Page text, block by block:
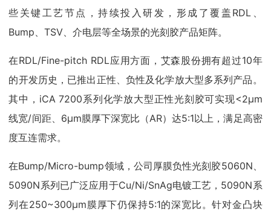
些关键工艺节点，持续投入研发，形成了覆盖RDL、
Bump、TSV、介电层等全场景的光刻胶产品矩阵。
在RDL/Fine-pitch RDL应用方面，艾森股份拥有超过10年
的开发历史，已推出正性、负性及化学放大型多系列产品。
其中，iCA 7200系列化学放大型正性光刻胶可实现<2μm
线宽/间距、6μm膜厚下深宽比（AR）达5:1以上，满足高密
度互连需求。
在Bump/Micro-bump领域，公司厚膜负性光刻胶5060N、
5090N系列已广泛应用于Cu/Ni/SnAg电镀工艺，5090N系
列在250~300μm膜厚下仍保持5:1的深宽比。针对金凸块